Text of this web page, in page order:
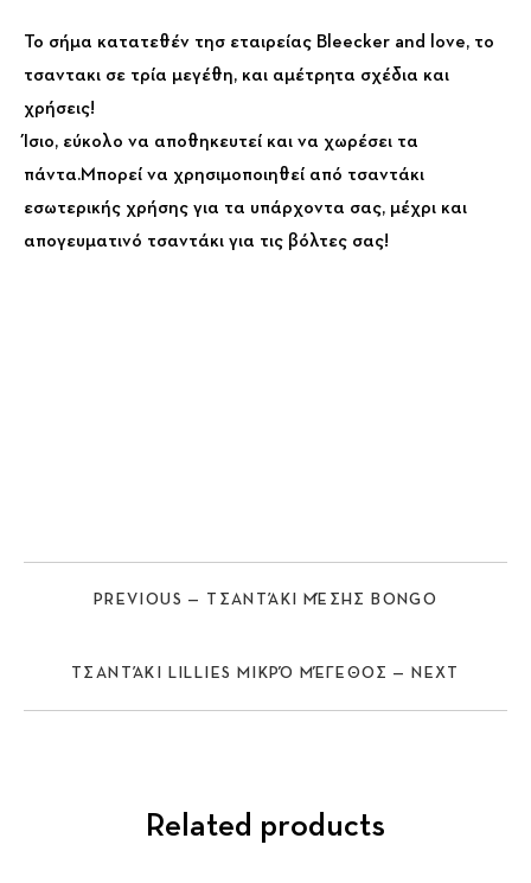
Το σήμα κατατεθέν τησ εταιρείας Bleecker and love, το
τσαντακι σε τρία μεγέθη, και αμέτρητα σχέδια και
χρήσεις!
Ίσιο, εύκολο να αποθηκευτεί και να χωρέσει τα
πάντα.Μπορεί να χρησιμοποιηθεί από τσαντάκι
εσωτερικής χρήσης για τα υπάρχοντα σας, μέχρι και
απογευματινό τσαντάκι για τις βόλτες σας!
PREVIOUS — ΤΣΑΝΤΆΚΙ ΜΈΣΗΣ BONGO
ΤΣΑΝΤΆΚΙ LILLIES ΜΙΚΡΌ ΜΈΓΕΘΟΣ — NEXT
Related products